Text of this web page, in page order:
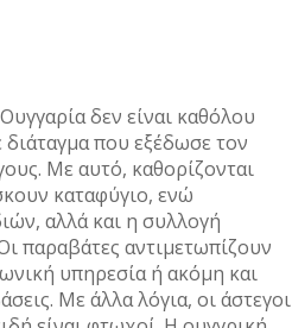
δεν είναι καθόλου
που εξέδωσε τον
Με αυτό, καθορίζονται
καταφύγιο, ενώ
αλλά και η συλλογή
παραβάτες αντιμετωπίζουν
υπηρεσία ή ακόμη και
Με άλλα λόγια, οι άστεγοι